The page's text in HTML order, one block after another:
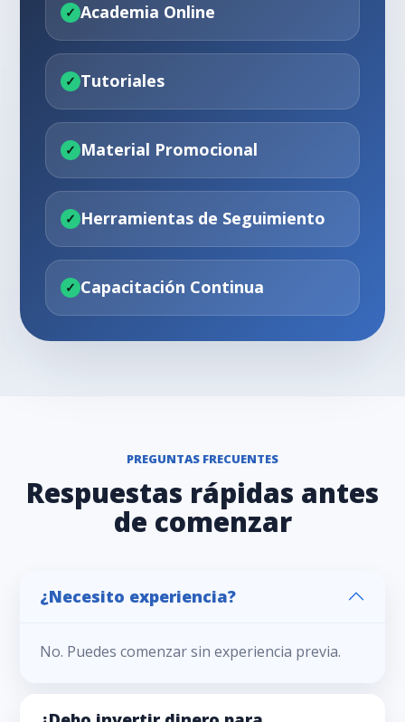
Academia Online
Tutoriales
Material Promocional
Herramientas de Seguimiento
Capacitación Continua
PREGUNTAS FRECUENTES
Respuestas rápidas antes
de comenzar
¿Necesito experiencia?
No. Puedes comenzar sin experiencia previa.